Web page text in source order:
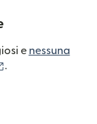
e nessuna
.